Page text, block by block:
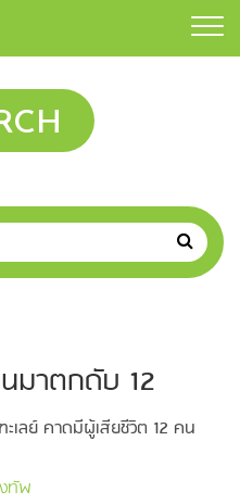
มาตกดับ 12
ลย์ คาดมีผู้เสียชีวิต 12 คน
ทัพ